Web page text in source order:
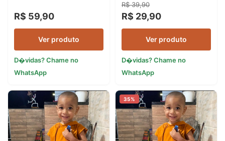
R$ 59,90
Ver produto
D�vidas? Chame no
WhatsApp
R$ 39,90
R$ 29,90
Ver produto
D�vidas? Chame no
WhatsApp
35%